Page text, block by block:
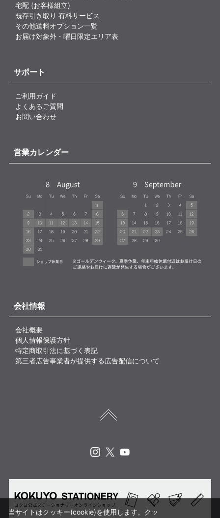
宅配 (お客様組立)
既存引き取り 有料サービス
その他送料オプション一覧
お届け対象外・曜日限定エリア表
サポート
ご利用ガイド
よくあるご質問
お問い合わせ
営業カレンダー
会社情報
会社概要
個人情報保護方針
特定商取引法に基づく表記
第三者広告事業者が提供する広告配信について
当サイトはクッキー(cookie)を使用します。クッ